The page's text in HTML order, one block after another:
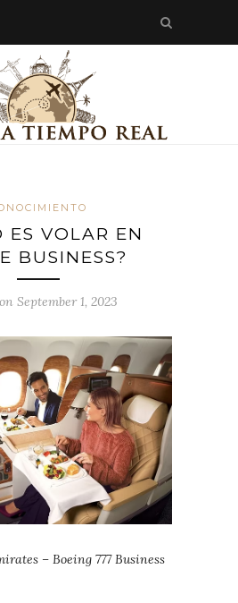
ES VOLAR EN
BUSINESS?
September 1, 2023
– Boeing 777 Business